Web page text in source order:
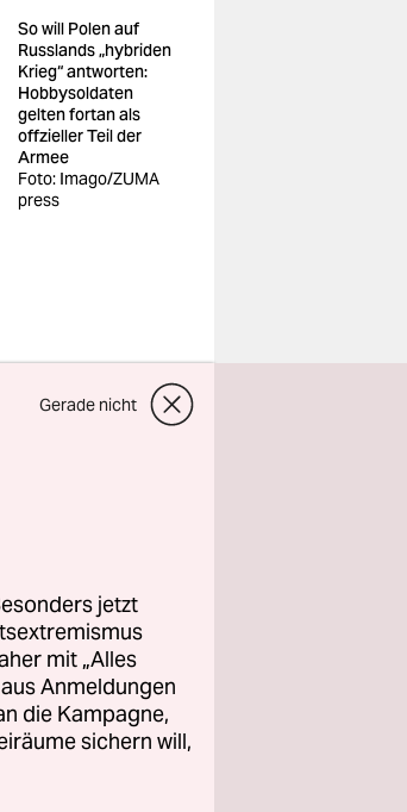
So will Polen auf
Russlands „hybriden
Krieg“ antworten:
Hobbysoldaten
gelten fortan als
offzieller Teil der
Armee
Foto: Imago/ZUMA
press
Gerade nicht
jetzt
mit „Alles
Anmeldungen
die Kampagne,
sichern will,